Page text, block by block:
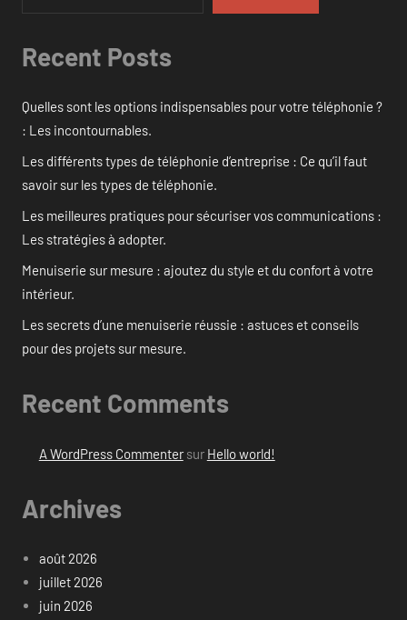
Recent Posts
Quelles sont les options indispensables pour votre téléphonie ?
: Les incontournables.
Les différents types de téléphonie d’entreprise : Ce qu’il faut
savoir sur les types de téléphonie.
Les meilleures pratiques pour sécuriser vos communications :
Les stratégies à adopter.
Menuiserie sur mesure : ajoutez du style et du confort à votre
intérieur.
Les secrets d’une menuiserie réussie : astuces et conseils
pour des projets sur mesure.
Recent Comments
A WordPress Commentersur Hello world!
Archives
août 2026
juillet 2026
juin 2026